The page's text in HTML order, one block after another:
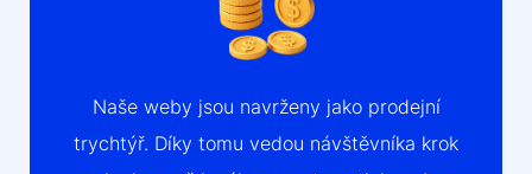
Naše weby jsou navrženy jako prodejní
trychtýř. Díky tomu vedou návštěvníka krok